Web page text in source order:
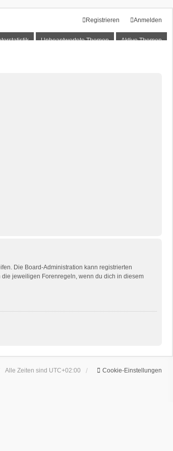
Anmelden
Registrieren
Unbeantwortete Themen Aktive Themen
Die Board-Administration kann registrierten
jeweiligen Forenregeln, wenn du dich in diesem
Alle Zeiten sind UTC+02:00 Cookie-Einstellungen